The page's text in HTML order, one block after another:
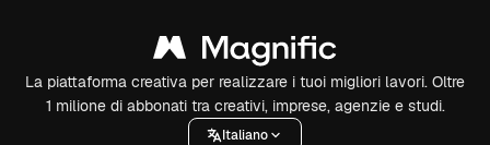
La piattaforma creativa per realizzare i tuoi migliori lavori. Oltre
1 milione di abbonati tra creativi, imprese, agenzie e studi.
Italiano